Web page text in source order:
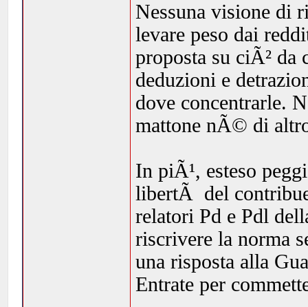
Nessuna visione di
levare peso dai
proposta su ciÃ² da
deduzioni e
dove concentrarle.
mattone nÃ© di
In piÃ¹, esteso
libertÃ del
relatori Pd e Pdl
riscrivere la norma
una risposta alla
Entrate per